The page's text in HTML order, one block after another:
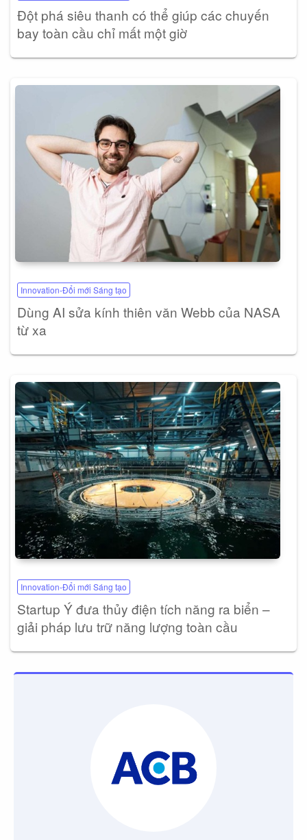
Đột phá siêu thanh có thể giúp các chuyến
bay toàn cầu chỉ mất một giờ
Innovation-Đổi mới Sáng tạo
Dùng AI sửa kính thiên văn Webb của NASA
từ xa
Innovation-Đổi mới Sáng tạo
Startup Ý đưa thủy điện tích năng ra biển –
giải pháp lưu trữ năng lượng toàn cầu